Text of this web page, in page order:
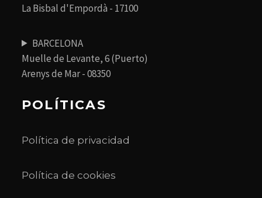
La Bisbal d'Empordà - 17100
BARCELONA
Muelle de Levante, 6 (Puerto)
Arenys de Mar - 08350
POLÍTICAS
Política de privacidad
Política de cookies